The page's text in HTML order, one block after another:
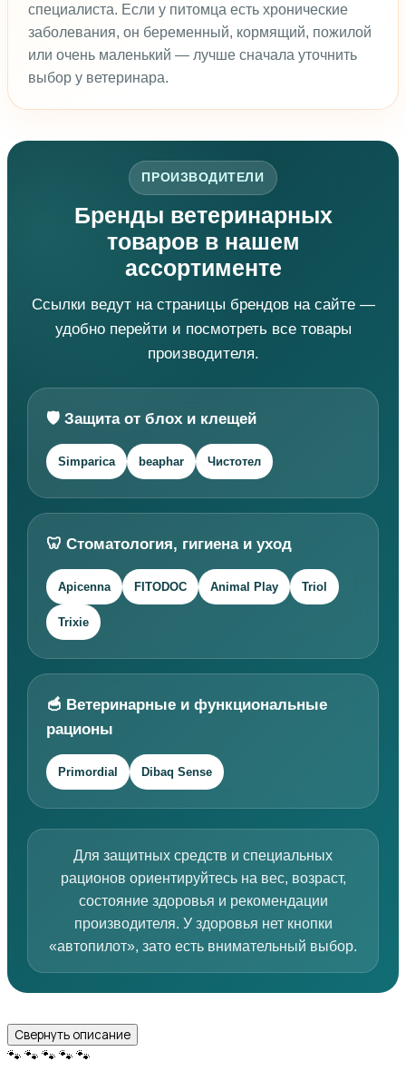
специалиста. Если у питомца есть хронические
заболевания, он беременный, кормящий, пожилой
или очень маленький — лучше сначала уточнить
выбор у ветеринара.
ПРОИЗВОДИТЕЛИ
Бренды ветеринарных
товаров в нашем
ассортименте
Ссылки ведут на страницы брендов на сайте —
удобно перейти и посмотреть все товары
производителя.
🛡️ Защита от блох и клещей
Simparica beaphar Чистотел
🦷 Стоматология, гигиена и уход
Apicenna FITODOC Animal Play Triol
Trixie
🥣 Ветеринарные и функциональные
рационы
Primordial Dibaq Sense
Для защитных средств и специальных
рационов ориентируйтесь на вес, возраст,
состояние здоровья и рекомендации
производителя. У здоровья нет кнопки
«автопилот», зато есть внимательный выбор.
Свернуть описание
🐾🐾🐾🐾🐾